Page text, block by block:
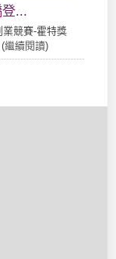
...
競賽-霍特獎
繼續閱讀)